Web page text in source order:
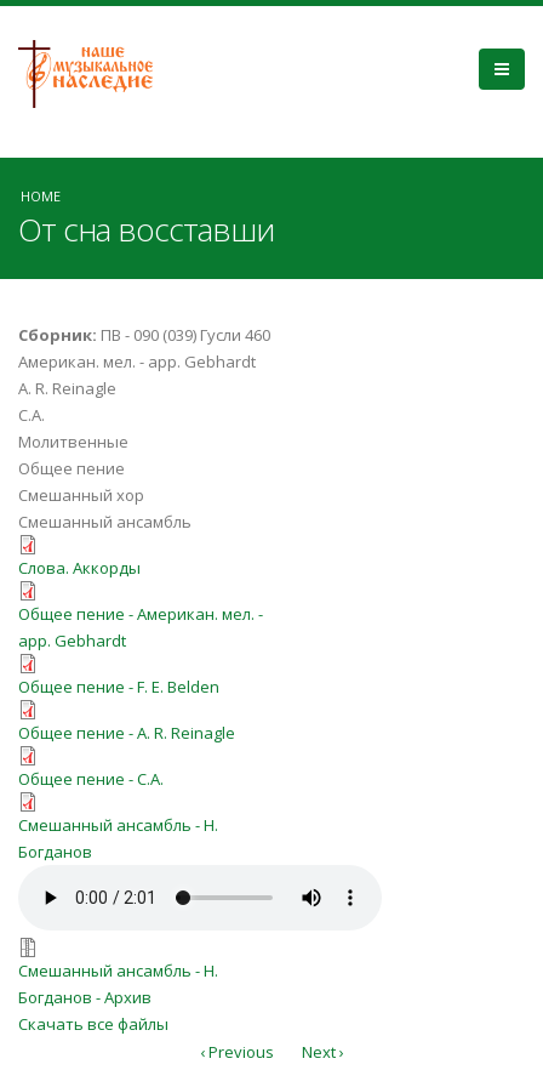
HOME
От сна восставши
Сборник: ПВ - 090 (039) Гусли 460
Американ. мел. - арр. Gebhardt
A. R. Reinagle
С.А.
Молитвенные
Общее пение
Смешанный хор
Смешанный ансамбль
Слова. Аккорды
ot-sna-vosstavshi-(039a)_0.pdf
Общее пение - Американ. мел. -
арр. Gebhardt
ot-sna-vosstavshi-(039b)_0.pdf
Общее пение - F. E. Belden
ot-sna-vosstavshi-(039v)_0.pdf
Общее пение - A. R. Reinagle
ot-sna-vosstavshi-G460_0.pdf
Общее пение - С.А.
P-ra.pdf
Смешанный ансамбль - Н.
Богданов
Смешанный ансамбль - Н.
Богданов - Архив
Скачать все файлы
‹ Previous
Next ›